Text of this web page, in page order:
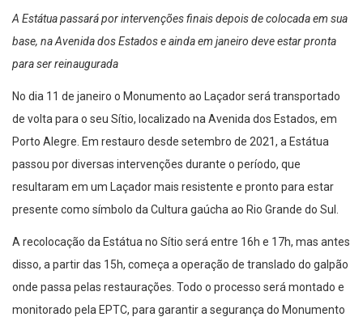
A Estátua passará por intervenções finais depois de colocada em sua
base, na Avenida dos Estados e ainda em janeiro deve estar pronta
para ser reinaugurada
No dia 11 de janeiro o Monumento ao Laçador será transportado
de volta para o seu Sítio, localizado na Avenida dos Estados, em
Porto Alegre. Em restauro desde setembro de 2021, a Estátua
passou por diversas intervenções durante o período, que
resultaram em um Laçador mais resistente e pronto para estar
presente como símbolo da Cultura gaúcha ao Rio Grande do Sul.
A recolocação da Estátua no Sítio será entre 16h e 17h, mas antes
disso, a partir das 15h, começa a operação de translado do galpão
onde passa pelas restaurações. Todo o processo será montado e
monitorado pela EPTC, para garantir a segurança do Monumento